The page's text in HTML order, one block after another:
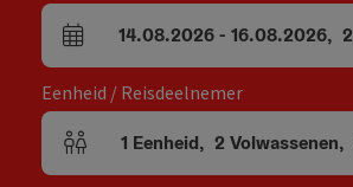
Velden voor aankomst en vertrek
14.08.2026- 16.08.2026, 2
Eenheid / Reisdeelnemer
Aantal eenheden en persoonsvelden
1 Eenheid, 2 Volwassenen,